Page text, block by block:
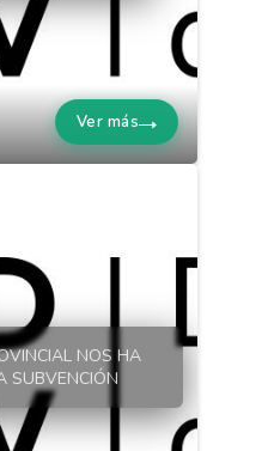
Ver más
NOS HA
SUBVENCIÓN